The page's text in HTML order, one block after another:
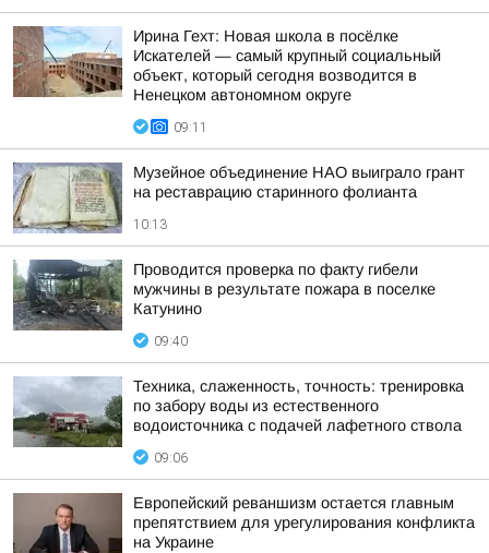
Ирина Гехт: Новая школа в посёлке
Искателей — самый крупный социальный
объект, который сегодня возводится в
Ненецком автономном округе
09:11
Музейное объединение НАО выиграло грант
на реставрацию старинного фолианта
10:13
Проводится проверка по факту гибели
мужчины в результате пожара в поселке
Катунино
09:40
Техника, слаженность, точность: тренировка
по забору воды из естественного
водоисточника с подачей лафетного ствола
09:06
Европейский реваншизм остается главным
препятствием для урегулирования конфликта
на Украине